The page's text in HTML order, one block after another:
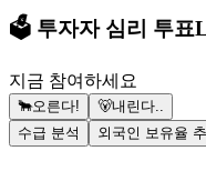
🗳️ 투자자 심리 투표
지금 참여하세요
🐂오른다! 🐻내린다..
수급 분석
외국인 보유율